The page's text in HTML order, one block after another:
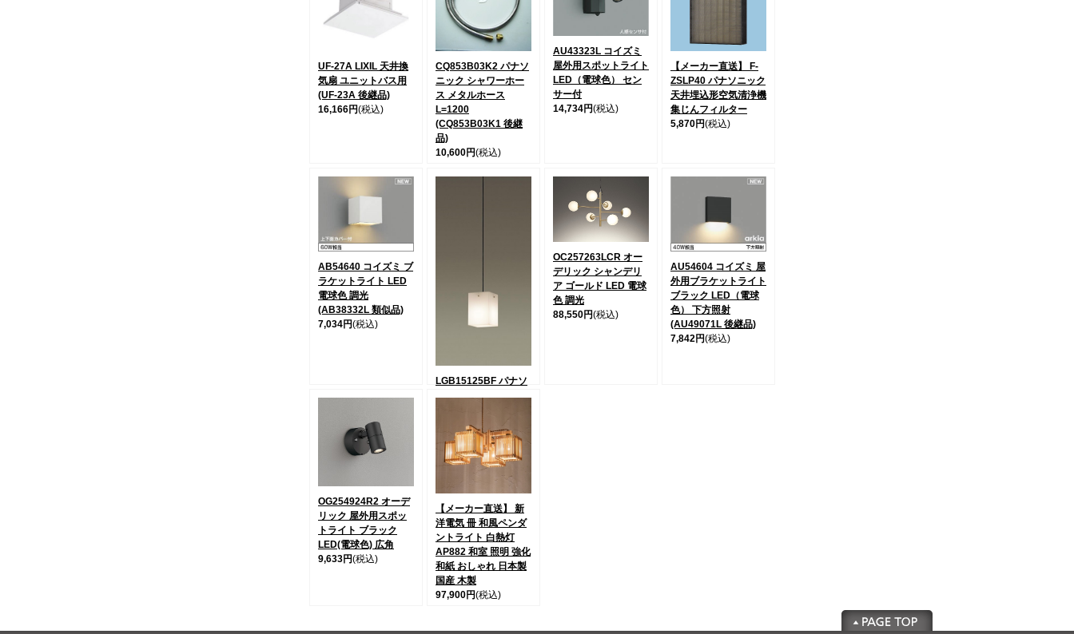
UF-27A LIXIL 天井換
気扇 ユニットバス用
(UF-23A 後継品)
16,166円(税込)
CQ853B03K2 パナソ
ニック シャワーホー
ス メタルホース
L=1200
(CQ853B03K1 後継
品)
10,600円(税込)
AU43323L コイズミ
屋外用スポットライト
LED（電球色） セン
サー付
14,734円(税込)
【メーカー直送】 F-
ZSLP40 パナソニック
天井埋込形空気清浄機
集じんフィルター
5,870円(税込)
AB54640 コイズミ ブ
ラケットライト LED
電球色 調光
(AB38332L 類似品)
7,034円(税込)
LGB15125BF パナソ
ニック 吹き抜け用ペ
ズ ブラック LED（電
球色） (LGB15125BZ
後継)
26,766円
(税込)
OC257263LCR オー
デリック シャンデリ
ア ゴールド LED 電球
色 調光
88,550円(税込)
AU54604 コイズミ 屋
外用ブラケットライト
ブラック LED（電球
色） 下方照射
(AU49071L 後継品)
7,842円(税込)
OG254924R2 オーデ
リック 屋外用スポッ
トライト ブラック
LED(電球色) 広角
9,633円(税込)
【メーカー直送】 新
洋電気 冊 和風ペンダ
ントライト 白熱灯
AP882 和室 照明 強化
和紙 おしゃれ 日本製
国産 木製
97,900円(税込)